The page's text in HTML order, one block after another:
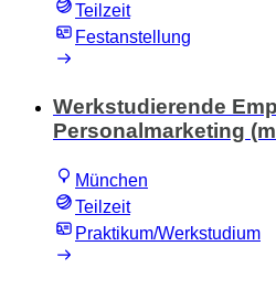
Teilzeit
Festanstellung
Werkstudierende
Personalmarketing
München
Teilzeit
Praktikum/Werkstudium